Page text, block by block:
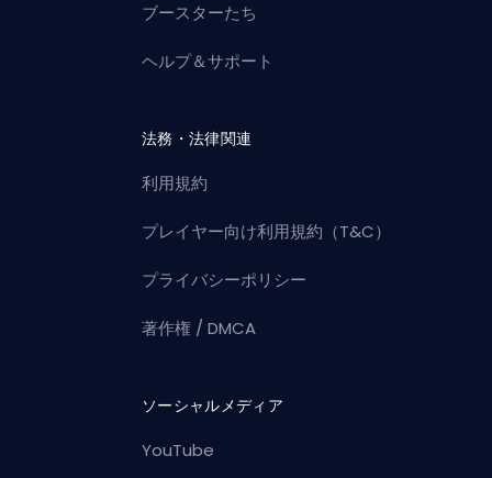
ブースターたち
ヘルプ＆サポート
法務・法律関連
利用規約
プレイヤー向け利用規約（T&C）
プライバシーポリシー
著作権 / DMCA
ソーシャルメディア
YouTube